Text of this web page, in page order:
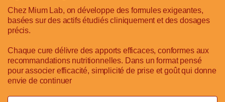
Chez Mium Lab, on développe des formules exigeantes,
basées sur des actifs étudiés cliniquement et des dosages
précis.
Chaque cure délivre des apports efficaces, conformes aux
recommandations nutritionnelles. Dans un format pensé
pour associer efficacité, simplicité de prise et goût qui donne
envie de continuer